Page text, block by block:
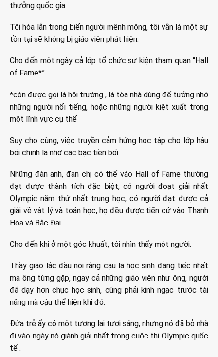
thưởng quốc gia.
Tôi hòa lẫn trong biển người mênh mông, tôi vẫn là một sự
tồn tại sẽ không bị giáo viên phát hiện.
Cho đến một ngày cả lớp tổ chức sự kiện tham quan “Hall
of Fame*”
*còn được gọi là hội trường , là tòa nhà dùng để tưởng nhớ
những người nổi tiếng, hoặc những người kiệt xuất trong
một lĩnh vực cụ thể
Suy cho cùng, việc truyền cảm hứng học tập cho lớp hậu
bối chính là nhờ các bậc tiền bối.
Những đàn anh, đàn chị có thể vào Hall of Fame thường
đạt được thành tích đặc biệt, có người đoạt giải nhất
Olympic năm thứ nhất trung học, có người đạt được cả
giải về vật lý và toán học, họ đều được tiến cử vào Thanh
Hoa và Bắc Đại
Cho đến khi ở một góc khuất, tôi nhìn thấy một người.
Thầy giáo lắc đầu nói rằng cậu là học sinh đáng tiếc nhất
mà ông từng gặp, ngay cả những giáo viên như ông, người
đã dạy hơn chục học sinh, cũng phải kinh ngạc trước tài
năng mà cậu thể hiện khi đó.
Đứa trẻ ấy có một tương lai tươi sáng, nhưng nó đã bỏ nhà
đi vào ngày nó giành giải nhất trong cuộc thi Olympic quốc
tế .